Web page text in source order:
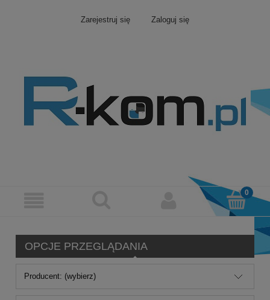
Zarejestruj się Zaloguj się
OPCJE PRZEGLĄDANIA
Producent: (wybierz)